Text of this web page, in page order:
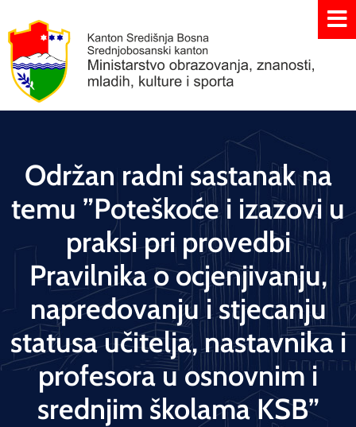
Održan radni sastanak na
temu ”Poteškoće i izazovi u
praksi pri provedbi
Pravilnika o ocjenjivanju,
napredovanju i stjecanju
statusa učitelja, nastavnika i
profesora u osnovnim i
srednjim školama KSB”